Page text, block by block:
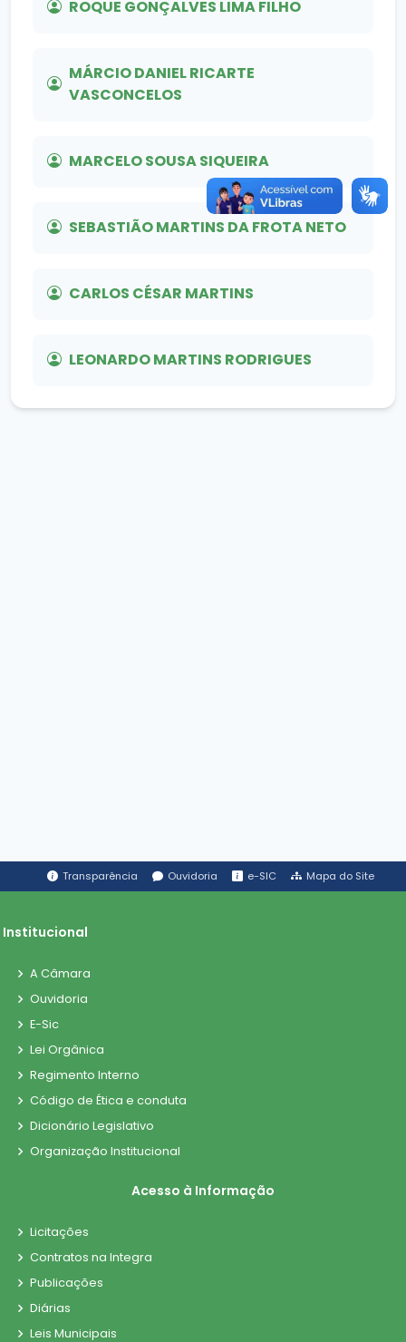
ROQUE GONÇALVES LIMA FILHO
MÁRCIO DANIEL RICARTE
VASCONCELOS
MARCELO SOUSA SIQUEIRA
SEBASTIÃO MARTINS DA FROTA NETO
CARLOS CÉSAR MARTINS
LEONARDO MARTINS RODRIGUES
Transparência Ouvidoria e-SIC Mapa do Site
Institucional
A Câmara
Ouvidoria
E-Sic
Lei Orgânica
Regimento Interno
Código de Ética e conduta
Dicionário Legislativo
Organização Institucional
Acesso à Informação
Licitações
Contratos na Integra
Publicações
Diárias
Leis Municipais